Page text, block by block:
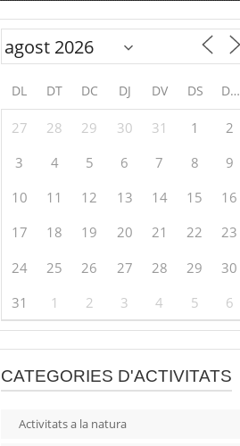
DL DT DC DJ DV DS DG
27 28 29 30 31 1
2
3
4 5 6 7 8
9
10
11 12 13 14 15
16
17
18 19 20 21 22
23
24
25 26 27 28 29
30
31
1 2 3 4 5 6
CATEGORIES D'ACTIVITATS
Activitats a la natura